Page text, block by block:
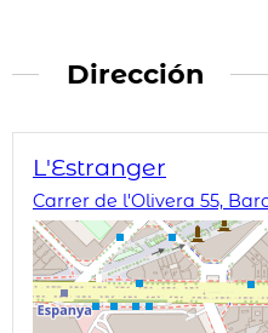
Dirección
L'Estranger
Carrer de l'Olivera 55,